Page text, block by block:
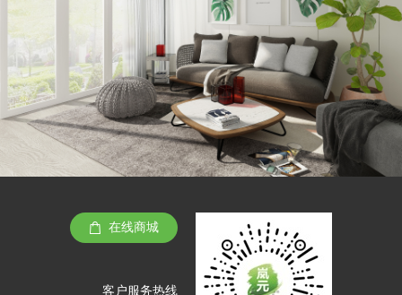
在线商城
客户服务热线